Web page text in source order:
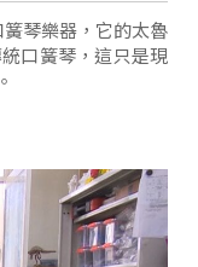
琴樂器，它的太魯
口簧琴，這只是現